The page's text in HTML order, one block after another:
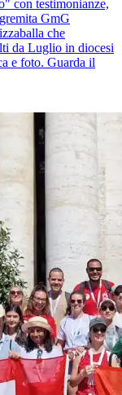
con testimonianze,
GmG
che
da Luglio in diocesi
e foto. Guarda il